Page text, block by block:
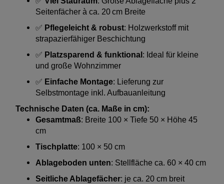
Seitenfächer à ca. 20 cm Breite
✅ Pflegeleicht & robust: Holzwerkstoff mit
strapazierfähiger Beschichtung
✅ Platzsparend & funktional : Ideal für kleine
und große Wohnzimmer
✅ Einfache Montage: Lieferung zur
Selbstmontage inkl. Aufbauanleitung
Technische Daten (ca. Maße in cm):
Gesamtmaß: Breite 100 × Tiefe 50 × Höhe 45
cm
Tischplatte: 100 × 50 cm
Ablageboden unten: Stellfläche ca. 60 × 40 cm
Seitliche Ablagefächer: je ca. 20 cm breit